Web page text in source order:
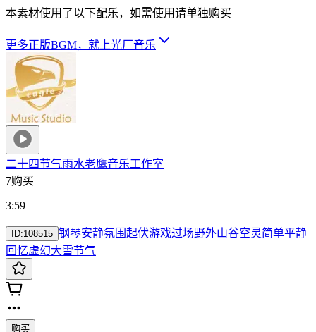
本素材使用了以下配乐，如需使用请单独购买
更多正版BGM，就上光厂音乐
二十四节气雨水老鹰音乐工作室
7购买
3:59
ID:108515 钢琴安静氛围起伏游戏过场野外山谷空灵简单平静
回忆虚幻大雪节气
购买